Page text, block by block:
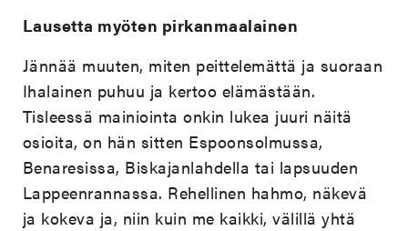
Lausetta myöten pirkanmaalainen
Jännää muuten, miten peittelemättä ja suoraan
Ihalainen puhuu ja kertoo elämästään.
Tisleessä mainiointa onkin lukea juuri näitä
osioita, on hän sitten Espoonsolmussa,
Benaresissa, Biskajanlahdella tai lapsuuden
Lappeenrannassa. Rehellinen hahmo, näkevä
ja kokeva ja, niin kuin me kaikki, välillä yhtä